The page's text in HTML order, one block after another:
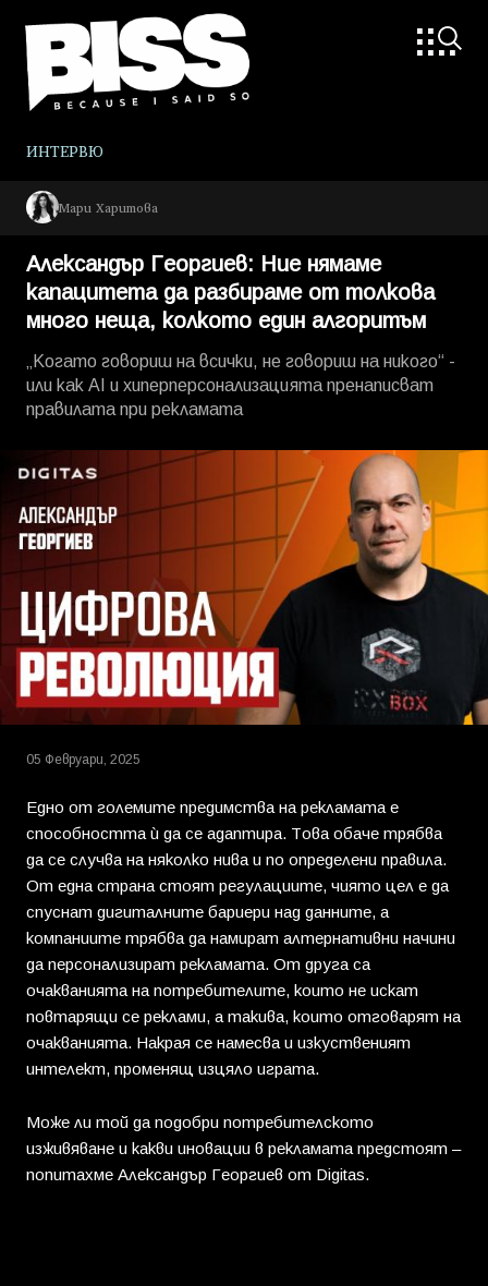
ИНТЕРВЮ
Мари Харитова
Александър Георгиев: Ние нямаме
капацитета да разбираме от толкова
много неща, колкото един алгоритъм
„Когато говориш на всички, не говориш на никого“ -
или как AI и хиперперсонализацията пренаписват
правилата при рекламата
05 Февруари, 2025
Едно от големите предимства на рекламата е
способността ѝ да се адаптира. Това обаче трябва
да се случва на няколко нива и по определени правила.
От една страна стоят регулациите, чиято цел е да
спуснат дигиталните бариери над данните, а
компаниите трябва да намират алтернативни начини
да персонализират рекламата. От друга са
очакванията на потребителите, които не искат
повтарящи се реклами, а такива, които отговарят на
очакванията. Накрая се намесва и изкуственият
интелект, променящ изцяло играта.
Може ли той да подобри потребителското
изживяване и какви иновации в рекламата предстоят –
попитахме Александър Георгиев от Digitas.